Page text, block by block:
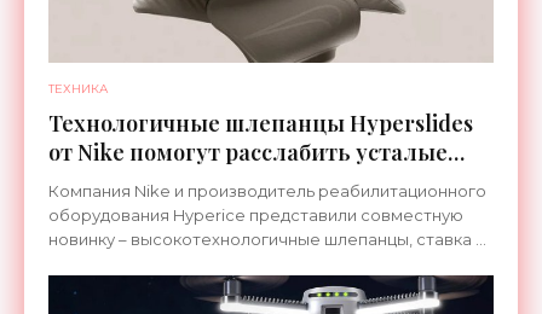
ТЕХНИКА
Технологичные шлепанцы Hyperslides
от Nike помогут расслабить усталые
ноги после тренировки - «Гаджеты»
Компания Nike и производитель реабилитационного
оборудования Hyperice представили совместную
новинку – высокотехнологичные шлепанцы, ставка в